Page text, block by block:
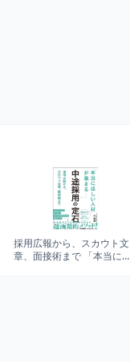
採用広報から、スカウト文
章、面接術まで 「本当にほ